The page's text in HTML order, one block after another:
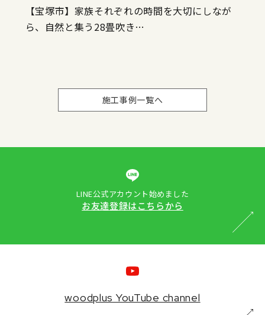
【宝塚市】家族それぞれの時間を大切にしなが
ら、自然と集う28畳吹き…
施工事例一覧へ
LINE公式アカウント始めました
お友達登録はこちらから
woodplus YouTube channel